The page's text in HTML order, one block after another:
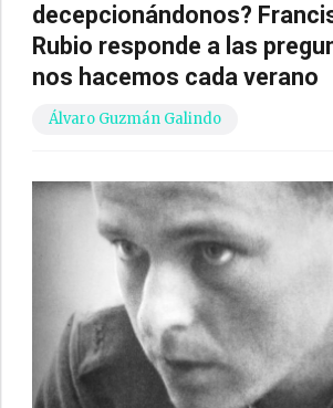
decepcionándonos?
Rubio responde a las
nos hacemos cada verano
Álvaro Guzmán Galindo